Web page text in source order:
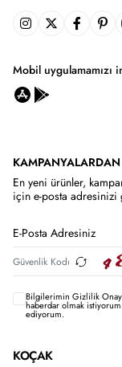
Mobil uygulamamızı
En yeni ürünler,
için e-posta adresinizi
Bilgilerimin Gizlilik
haberdar olmak
ediyorum.
KOÇAK